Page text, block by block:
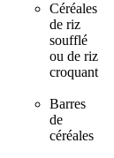
Céréales
de riz
soufflé
ou de riz
croquant
Barres
de
céréales